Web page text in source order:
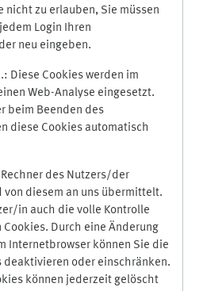
nicht zu erlauben, Sie müssen
Login Ihren
neu eingeben.
Diese Cookies werden im
Web-Analyse eingesetzt.
beim Beenden des
diese Cookies automatisch
des Nutzers/der
diesem an uns übermittelt.
in auch die volle Kontrolle
Cookies. Durch eine Änderung
Internetbrowser können Sie die
deaktivieren oder einschränken.
können jederzeit gelöscht